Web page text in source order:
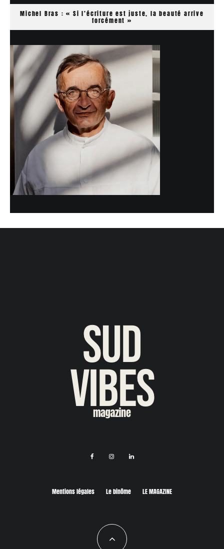
Michel Bras : « Si l’écriture est juste, la beauté arrive
forcément »
Mentions légales Le binôme LE MAGAZINE